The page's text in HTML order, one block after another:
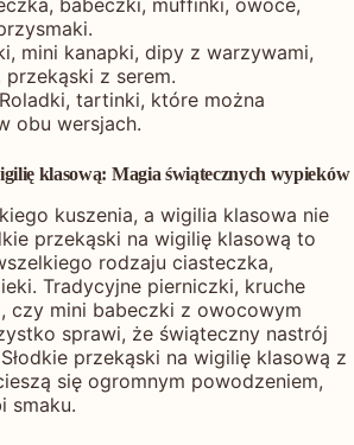
babeczki, muffinki, owoce,
mini kanapki, dipy z warzywami,
przekąski z serem.
Roladki, tartinki, które można
obu wersjach.
klasową: Magia świątecznych wypieków
kuszenia, a wigilia klasowa nie
przekąski na wigilię klasową to
rodzaju ciasteczka,
Tradycyjne pierniczki, kruche
czy mini babeczki z owocowym
sprawi, że świąteczny nastrój
przekąski na wigilię klasową z
się ogromnym powodzeniem,
smaku.